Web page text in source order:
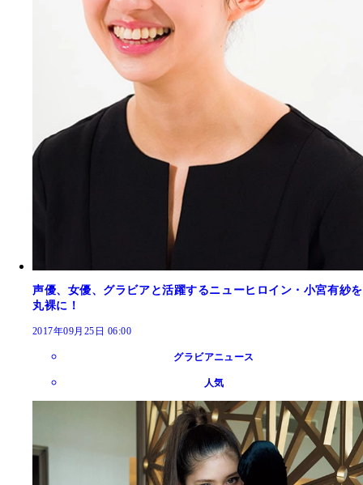
声優、女優、グラビアと活躍するニューヒロイン・小宮有紗を
丸裸に！
2017年09月25日 06:00
グラビアニュース
人気